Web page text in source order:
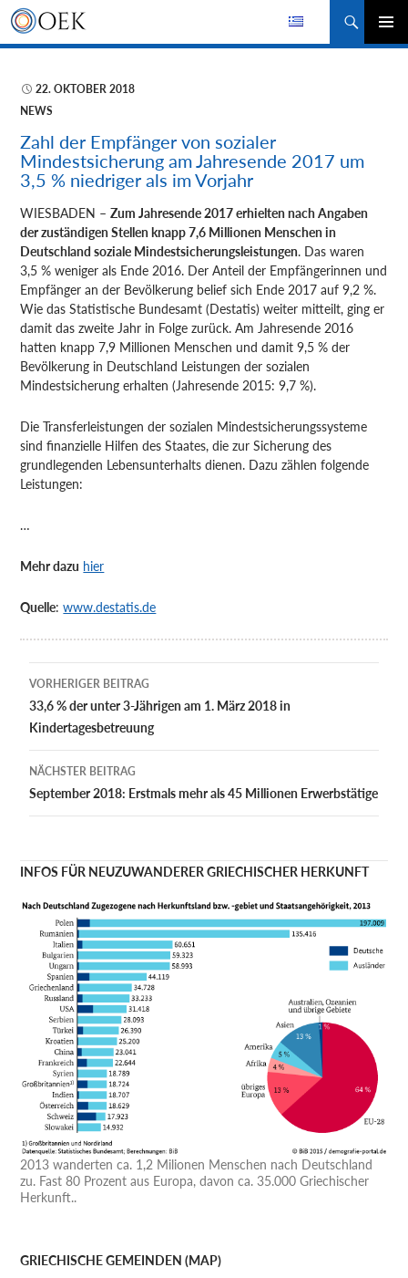
Suchen
ZUM
22. OKTOBER 2018
NEWS
Zahl der Empfänger von sozialer
Mindestsicherung am Jahresende 2017 um
3,5 % niedriger als im Vorjahr
WIESBADEN –Zum Jahresende 2017 erhielten nach Angaben
der zuständigen Stellen knapp 7,6 Millionen Menschen in
Deutschland soziale Mindestsicherungsleistungen. Das waren
3,5 % weniger als Ende 2016. Der Anteil der Empfängerinnen und
Empfänger an der Bevölkerung belief sich Ende 2017 auf 9,2 %.
Wie das Statistische Bundesamt (Destatis) weiter mitteilt, ging er
damit das zweite Jahr in Folge zurück. Am Jahresende 2016
hatten knapp 7,9 Millionen Menschen und damit 9,5 % der
Bevölkerung in Deutschland Leistungen der sozialen
Mindestsicherung erhalten (Jahresende 2015: 9,7 %).
Die Transferleistungen der sozialen Mindestsicherungssysteme
sind finanzielle Hilfen des Staates, die zur Sicherung des
grundlegenden Lebensunterhalts dienen. Dazu zählen folgende
Leistungen:
…
Mehr dazu hier
Quelle:www.destatis.de
Beitragsnavigation
VORHERIGER BEITRAG
33,6 % der unter 3-Jährigen am 1. März 2018 in
Kindertagesbetreuung
NÄCHSTER BEITRAG
September 2018: Erstmals mehr als 45 Millionen Erwerbstätige
INFOS FÜR NEUZUWANDERER GRIECHISCHER HERKUNFT
2013 wanderten ca. 1,2 Milionen Menschen nach Deutschland
zu. Fast 80 Prozent aus Europa, davon ca. 35.000 Griechischer
Herkunft..
GRIECHISCHE GEMEINDEN (MAP)